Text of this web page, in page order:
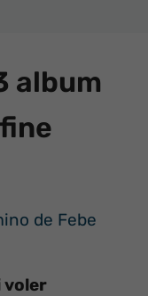
album
de Febe
voler